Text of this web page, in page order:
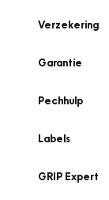
Verzekering
Garantie
Pechhulp
Labels
GRIP Expert